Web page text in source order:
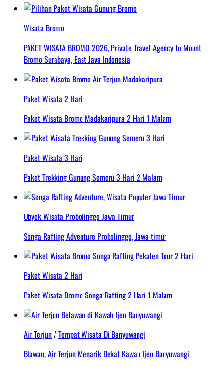
Wisata Bromo
PAKET WISATA BROMO 2026, Private Travel Agency to Mount
Bromo Surabaya, East Java Indonesia
Paket Wisata 2 Hari
Paket Wisata Bromo Madakaripura 2 Hari 1 Malam
Paket Wisata 3 Hari
Paket Trekking Gunung Semeru 3 Hari 2 Malam
Obyek Wisata Probolinggo Jawa Timur
Songa Rafting Adventure Probolinggo, Jawa timur
Paket Wisata 2 Hari
Paket Wisata Bromo Songa Rafting 2 Hari 1 Malam
Air Terjun/Tempat Wisata Di Banyuwangi
Blawan, Air Terjun Menarik Dekat Kawah Ijen Banyuwangi